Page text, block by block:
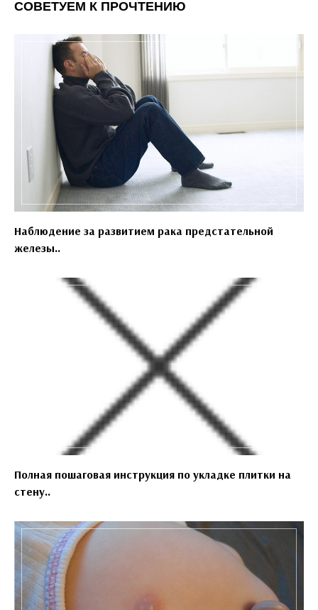
СОВЕТУЕМ К ПРОЧТЕНИЮ
Наблюдение за развитием рака предстательной
железы..
Полная пошаговая инструкция по укладке плитки на
стену..